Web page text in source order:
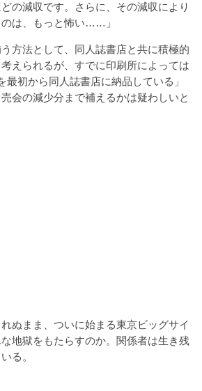
の減収です。さらに、その減収により
は、もっと怖い……」
方法として、同人誌書店と共に積極的
えられるが、すでに印刷所によっては
最初から同人誌書店に納品している」
売会の減少分まで補えるかは疑わしいと
ぬまま、ついに始まる東京ビッグサイ
地獄をもたらすのか。関係者は生き残
る。